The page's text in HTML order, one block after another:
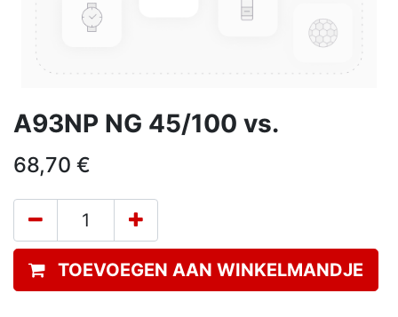
A93NP NG 45/100 vs.
68,70 €
TOEVOEGEN AAN WINKELMANDJE